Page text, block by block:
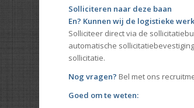
Solliciteren naar deze baan
En? Kunnen wij de logistieke
Solliciteer direct via de
automatische
sollicitatie.
Nog vragen? Bel met ons
Goed om te weten: